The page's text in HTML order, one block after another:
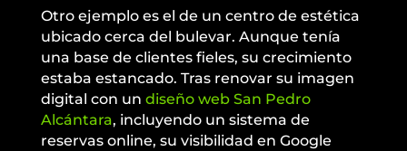
Otro ejemplo es el de un centro de estética
ubicado cerca del bulevar. Aunque tenía
una base de clientes fieles, su crecimiento
estaba estancado. Tras renovar su imagen
digital con un diseño web San Pedro
Alcántara, incluyendo un sistema de
reservas online, su visibilidad en Google